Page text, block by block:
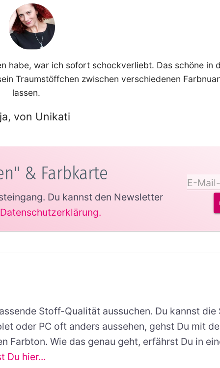
habe, war ich sofort schockverliebt. Das schöne in
Traumstöffchen zwischen verschiedenen
lassen.
von Unikati
& Farbkarte
Du kannst den Newsletter
Datenschutzerklärung.
E-
Stoff-Qualität aussuchen. Du kannst
oder PC oft anders aussehen, gehst Du mit
Wie das genau geht, erfährst Du in
Du hier...